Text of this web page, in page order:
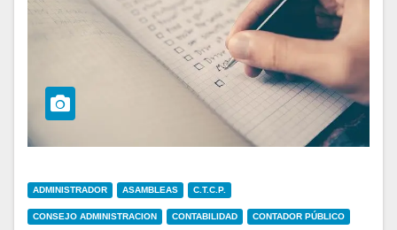
ADMINISTRADOR ASAMBLEAS C.T.C.P.
CONSEJO ADMINISTRACION CONTABILIDAD CONTADOR PÚBLICO